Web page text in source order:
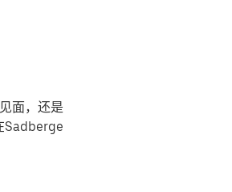
面，还是
Sadberge